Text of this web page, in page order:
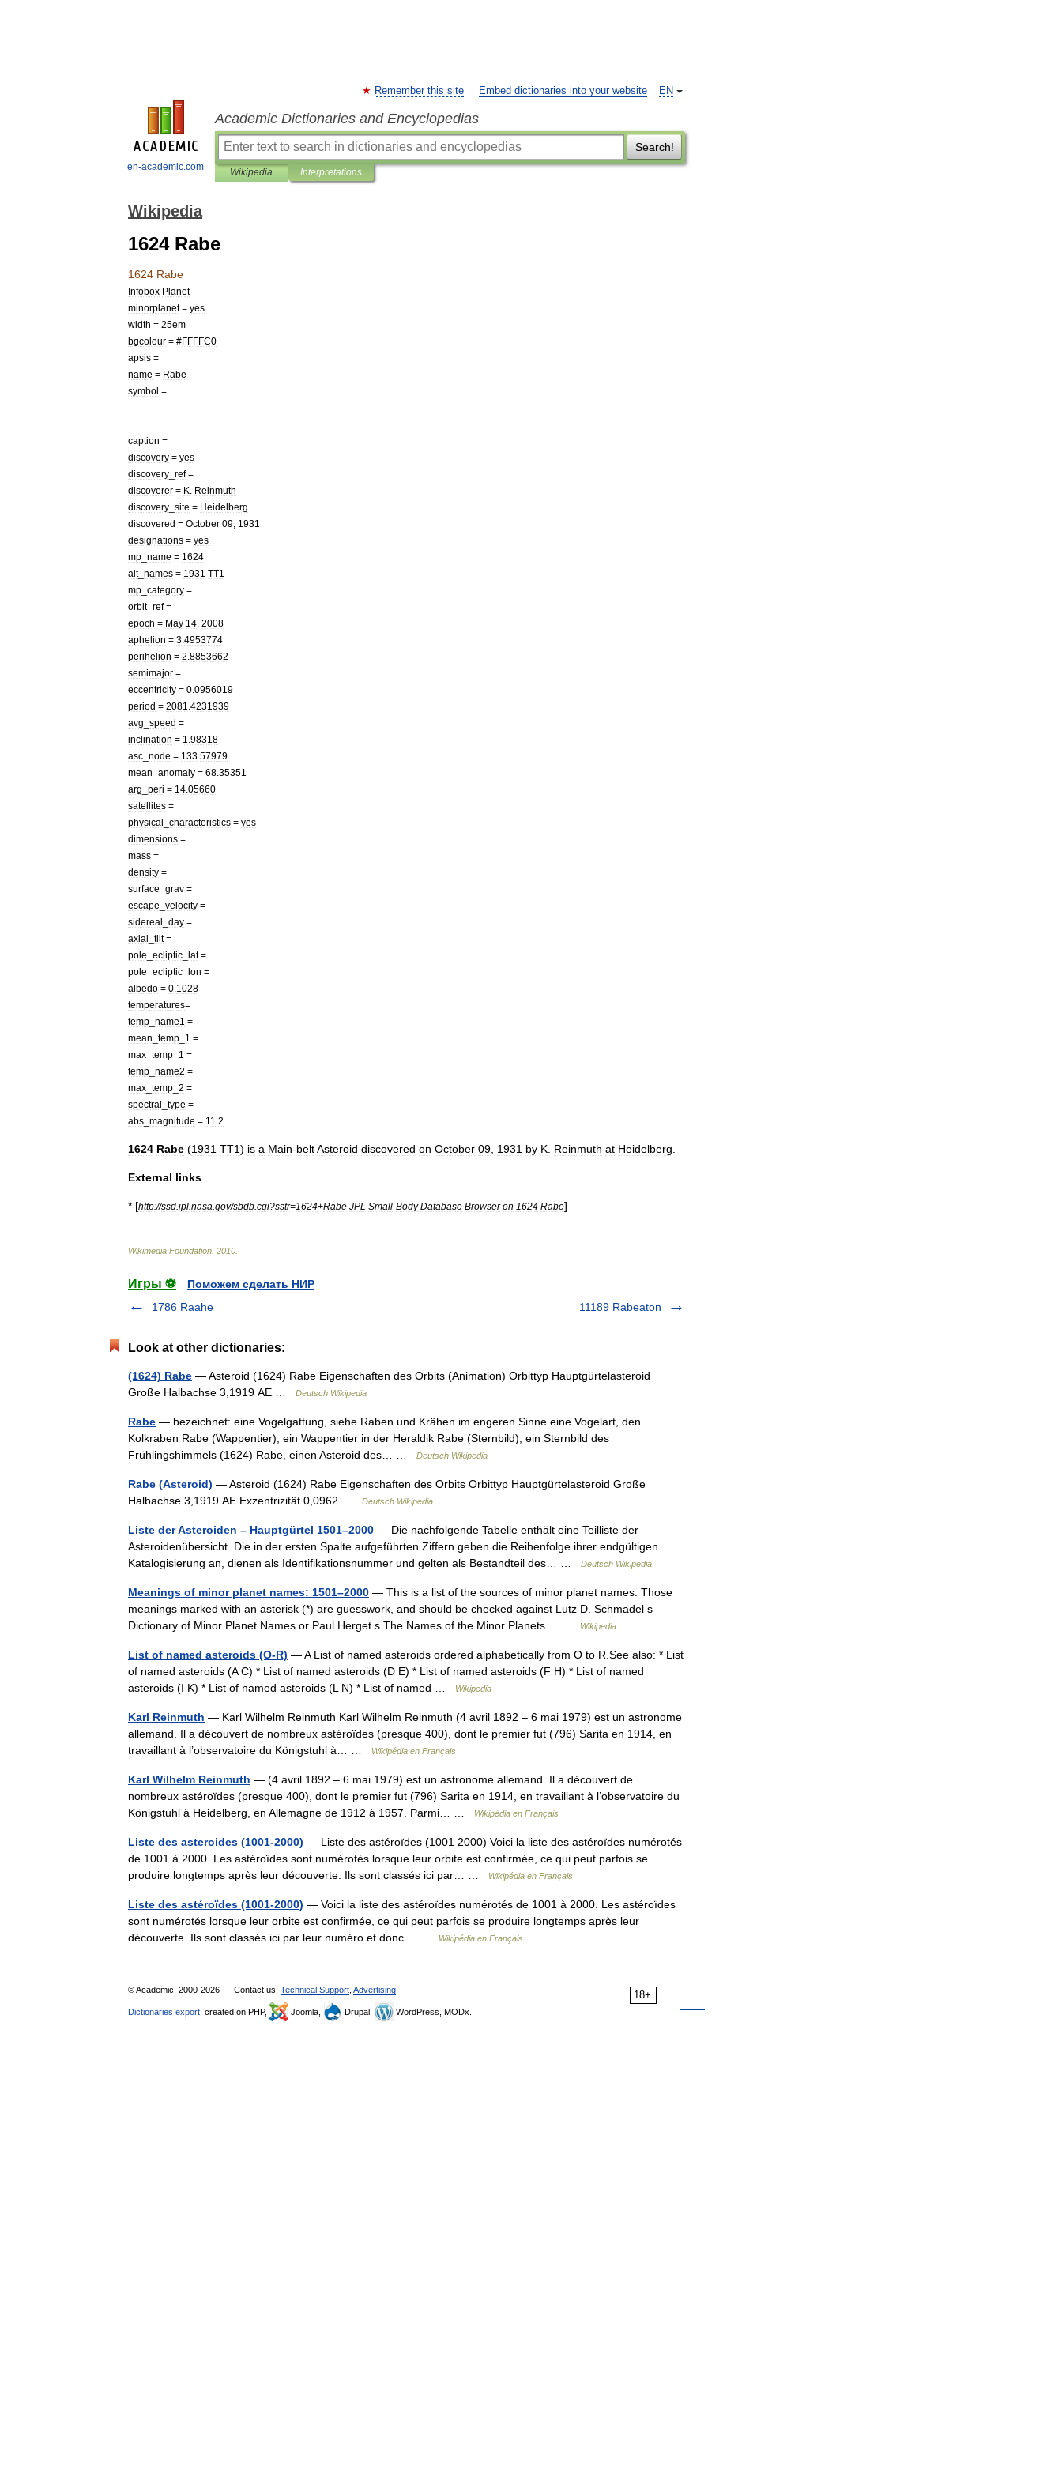
en-academic.com
EN
Remember this site Embed dictionaries into your website
Academic Dictionaries and Encyclopedias
Search!
Wikipedia Interpretations
Wikipedia
1624 Rabe
1624 Rabe
Infobox Planet
minorplanet= yes
width = 25em
bgcolour = #FFFFC0
apsis =
name = Rabe
symbol =
caption =
discovery = yes
discovery ref=
discoverer = K
Reinmuth
discovery site = Heidelberg
discovered = October 09 1931
designations = yes
mp name = 1624
alt_ names = 1931 TT1
mp category =
orbit_ ref=
epoch = May 14 2008
aphelion = 3 4953774
perihelion = 2 8853662
semimajor =
eccentricity = 0 0956019
period = 2081 4231939
avg
speed =
inclination = 1 98318
asc node = 133 57979
mean
anomaly = 68 35351
arg
peri = 14 05660
satellites =
physical
characteristics = yes
dimensions =
mass =
density =
surface
grav =
escape
velocity =
sidereal
day =
axial
tilt=
pole
ecliptic lat=
pole
ecliptic lon =
albedo = 0 1028
temperatures=
temp name1 =
mean
temp 1 =
max temp 1 =
temp name2 =
max temp 2 =
spectral
type =
abs magnitude = 11 2
1624 Rabe (1931 TT1) is a Main-beltAsteroid discovered on October 09 1931 by K Reinmuth at Heidelberg
External links
* [http://ssd jpl nasa gov/sbdb cgi?sstr=1624+Rabe JPL Small-Body Database Browser on 1624 Rabe]
Wikimedia Foundation 2010
Игры ⚽
Поможем сделать НИР
1786 Raahe
11189 Rabeaton
Look at other dictionaries:
(1624) Rabe — Asteroid (1624) Rabe Eigenschaften des Orbits (Animation) Orbittyp Hauptgürtelasteroid
Große Halbachse 3,1919 AE …
Deutsch Wikipedia
Rabe — bezeichnet: eine Vogelgattung, siehe Raben und Krähen im engeren Sinne eine Vogelart, den
Kolkraben Rabe (Wappentier), ein Wappentier in der Heraldik Rabe (Sternbild), ein Sternbild des
Frühlingshimmels (1624) Rabe, einen Asteroid des… …
Deutsch Wikipedia
Rabe (Asteroid) — Asteroid (1624) Rabe Eigenschaften des Orbits Orbittyp Hauptgürtelasteroid Große
Halbachse 3,1919 AE Exzentrizität 0,0962 …
Deutsch Wikipedia
Liste der Asteroiden – Hauptgürtel 1501–2000 — Die nachfolgende Tabelle enthält eine Teilliste der
Asteroidenübersicht. Die in der ersten Spalte aufgeführten Ziffern geben die Reihenfolge ihrer endgültigen
Katalogisierung an, dienen als Identifikationsnummer und gelten als Bestandteil des… …
Deutsch Wikipedia
Meanings of minor planet names: 1501–2000 — This is a list of the sources of minor planet names. Those
meanings marked with an asterisk (*) are guesswork, and should be checked against Lutz D. Schmadel s
Dictionary of Minor Planet Names or Paul Herget s The Names of the Minor Planets… …
Wikipedia
List of named asteroids (O-R) — A List of named asteroids ordered alphabetically from O to R.See also: * List
of named asteroids (A C) * List of named asteroids (D E) * List of named asteroids (F H) * List of named
asteroids (I K) * List of named asteroids (L N) * List of named …
Wikipedia
Karl Reinmuth — Karl Wilhelm Reinmuth Karl Wilhelm Reinmuth (4 avril 1892 – 6 mai 1979) est un astronome
allemand. Il a découvert de nombreux astéroïdes (presque 400), dont le premier fut (796) Sarita en 1914, en
travaillant à l’observatoire du Königstuhl à… …
Wikipédia en Français
Karl Wilhelm Reinmuth — (4 avril 1892 – 6 mai 1979) est un astronome allemand. Il a découvert de
nombreux astéroïdes (presque 400), dont le premier fut (796) Sarita en 1914, en travaillant à l’observatoire du
Königstuhl à Heidelberg, en Allemagne de 1912 à 1957. Parmi… …
Wikipédia en Français
Liste des asteroides (1001-2000) — Liste des astéroïdes (1001 2000) Voici la liste des astéroïdes numérotés
de 1001 à 2000. Les astéroïdes sont numérotés lorsque leur orbite est confirmée, ce qui peut parfois se
produire longtemps après leur découverte. Ils sont classés ici par… …
Wikipédia en Français
Liste des astéroïdes (1001-2000) — Voici la liste des astéroïdes numérotés de 1001 à 2000. Les astéroïdes
sont numérotés lorsque leur orbite est confirmée, ce qui peut parfois se produire longtemps après leur
découverte. Ils sont classés ici par leur numéro et donc… …
Wikipédia en Français
18+
© Academic, 2000-2026 Contact us: Technical Support Advertising
Dictionaries export , created on PHP, Joomla, Drupal, WordPress, MODx.